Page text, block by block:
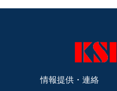
情報提供・連絡